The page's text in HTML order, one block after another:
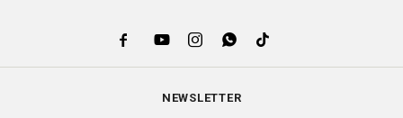
    
NEWSLETTER